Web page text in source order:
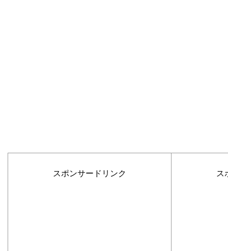
スポンサードリンク ス